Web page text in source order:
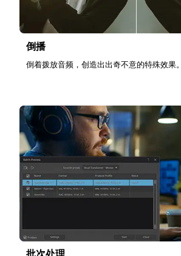
倒播
倒着拨放音频，创造出出奇不意的特殊效果。
批次处理